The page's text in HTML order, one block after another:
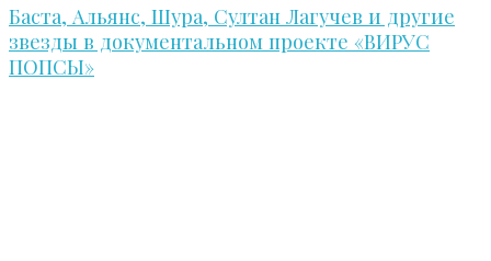
Баста, Альянс, Шура, Султан Лагучев и другие
звезды в документальном проекте «ВИРУС
ПОПСЫ»